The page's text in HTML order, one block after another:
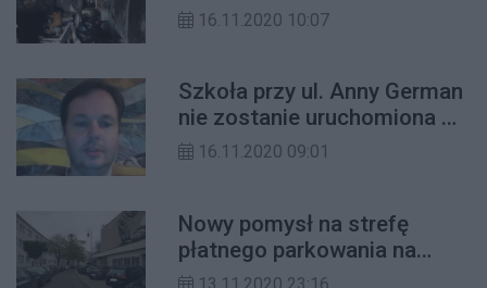
16.11.2020 10:07
Szkoła przy ul. Anny German
nie zostanie uruchomiona w
2021 roku!
16.11.2020 09:01
Nowy pomysł na strefę
płatnego parkowania na
Żoliborzu